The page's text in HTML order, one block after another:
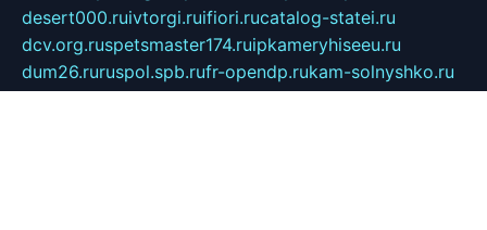
desert000.ruivtorgi.ruifiori.rucatalog-statei.ru
dcv.org.ruspetsmaster174.ruipkameryhiseeu.ru
dum26.ruruspol.spb.rufr-opendp.rukam-solnyshko.ru
cheyenne-arapaho.rusevzapmetal.spb.ru